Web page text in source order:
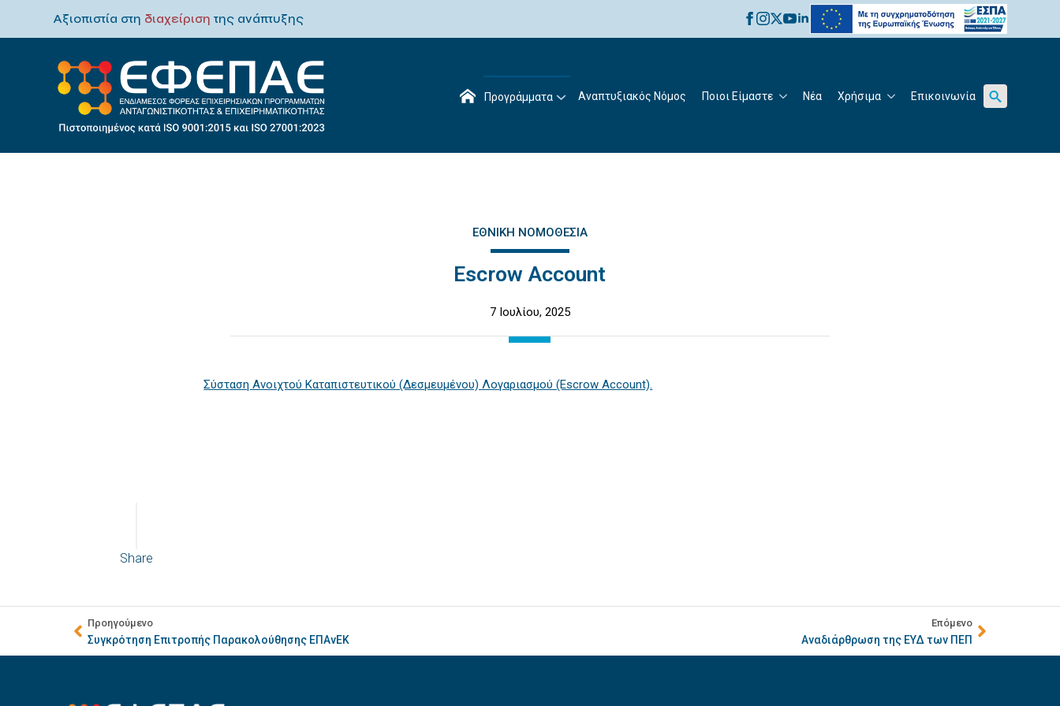
Αξιοπιστία στη διαχείριση της ανάπτυξης
Προγράμματα Αναπτυξιακός Νόμος Ποιοι Είμαστε Νέα Χρήσιμα Επικοινωνία
for:
ΕΘΝΙΚΉ ΝΟΜΟΘΕΣΊΑ
Escrow Account
7 Ιουλίου, 2025
Share
Σύσταση Ανοιχτού Καταπιστευτικού (Δεσμευμένου) Λογαριασμού (Escrow Account).
Προηγούμενο
Συγκρότηση Επιτροπής Παρακολούθησης ΕΠΑνΕΚ
Επόμενο
Αναδιάρθρωση της ΕΥΔ των ΠΕΠ